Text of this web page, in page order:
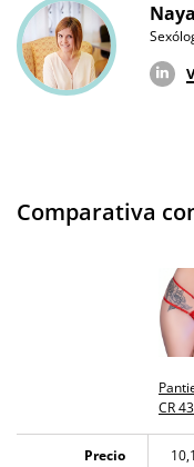
Comparativa
CR
Precio